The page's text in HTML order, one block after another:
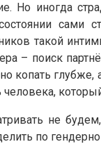
Но иногда
сами
такой
– поиск
копать
человека,
не
по